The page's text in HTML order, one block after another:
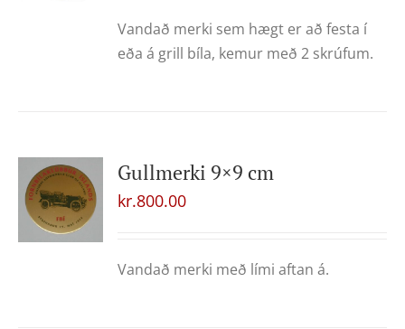
Vandað merki sem hægt er að festa í
eða á grill bíla, kemur með 2 skrúfum.
Gullmerki 9×9 cm
kr.800.00
Vandað merki með lími aftan á.